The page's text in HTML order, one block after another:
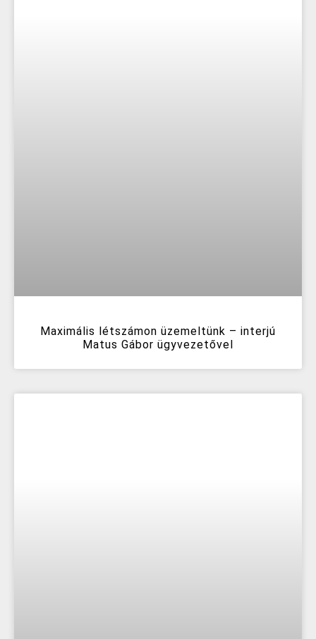
Maximális létszámon üzemeltünk – interjú
Matus Gábor ügyvezetővel